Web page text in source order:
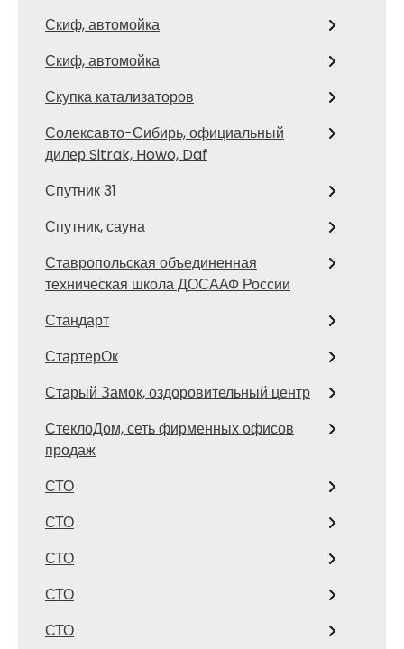
Скиф, автомойка
Скиф, автомойка
Скупка катализаторов
Солексавто-Сибирь, официальный
дилер Sitrak, Howo, Daf
Спутник 31
Спутник, сауна
Ставропольская объединенная
техническая школа ДОСААФ России
Стандарт
СтартерОк
Старый Замок, оздоровительный центр
СтеклоДом, сеть фирменных офисов
продаж
СТО
СТО
СТО
СТО
СТО